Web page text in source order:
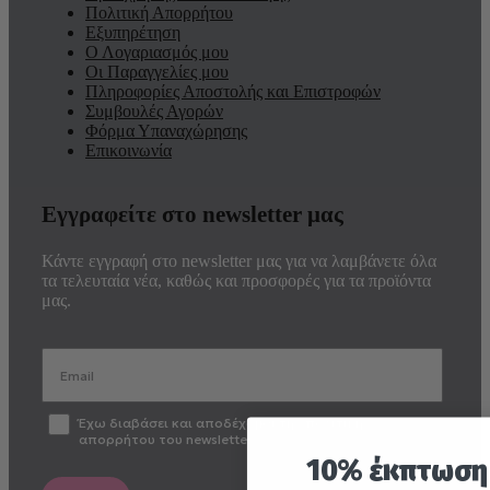
Πολιτική Απορρήτου
Εξυπηρέτηση
Ο Λογαριασμός μου
Οι Παραγγελίες μου
Πληροφορίες Αποστολής και Επιστροφών
Συμβουλές Αγορών
Φόρμα Υπαναχώρησης
Επικοινωνία
Εγγραφείτε στο newsletter μας
Κάντε εγγραφή στο newsletter μας για να λαμβάνετε όλα
τα τελευταία νέα, καθώς και προσφορές για τα προϊόντα
μας.
optin2Έχω διαβάσει και αποδέχομαι την πολιτική
απορρήτου του newsletter
10%